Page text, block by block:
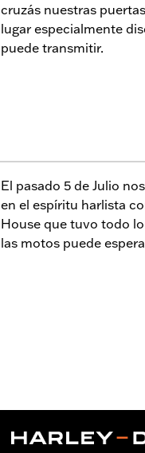
cruzás nuestras
lugar especialmente
puede transmitir.
El pasado 5 de Julio
en el espíritu harlista
House que tuvo todo
las motos puede